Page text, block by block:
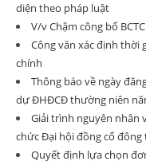
diện theo pháp luật
V/v Chậm công bố
Công văn xác định thời
chính
Thông báo về ngày
dự ĐHĐCĐ thường niên
Giải trình nguyên nhân
chức Đại hội đồng cổ
Quyết định lựa chọn